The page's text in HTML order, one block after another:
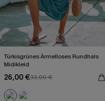
Türkisgrünes Ärmelloses Rundhals
Midikleid
26,00 €33,00 €